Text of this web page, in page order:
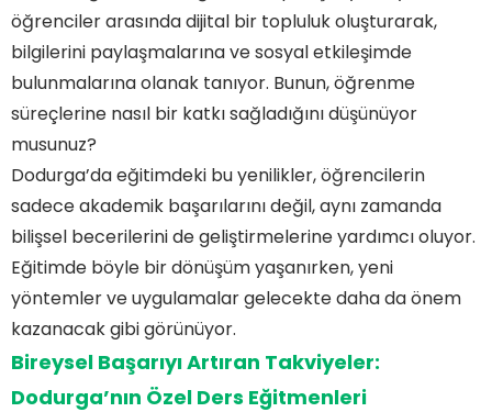
öğrenciler arasında dijital bir topluluk oluşturarak,
bilgilerini paylaşmalarına ve sosyal etkileşimde
bulunmalarına olanak tanıyor. Bunun, öğrenme
süreçlerine nasıl bir katkı sağladığını düşünüyor
musunuz?
Dodurga’da eğitimdeki bu yenilikler, öğrencilerin
sadece akademik başarılarını değil, aynı zamanda
bilişsel becerilerini de geliştirmelerine yardımcı oluyor.
Eğitimde böyle bir dönüşüm yaşanırken, yeni
yöntemler ve uygulamalar gelecekte daha da önem
kazanacak gibi görünüyor.
Bireysel Başarıyı Artıran Takviyeler:
Dodurga’nın Özel Ders Eğitmenleri